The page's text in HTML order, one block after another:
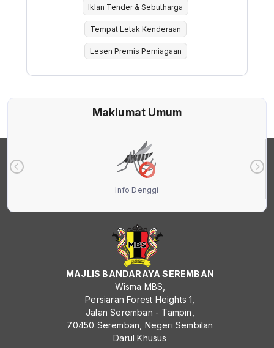
Iklan Tender & Sebutharga
Tempat Letak Kenderaan
Lesen Premis Perniagaan
Maklumat Umum
Info Denggi
MAJLIS BANDARAYA SEREMBAN
Wisma MBS,
Persiaran Forest Heights 1,
Jalan Seremban - Tampin,
70450 Seremban, Negeri Sembilan
Darul Khusus